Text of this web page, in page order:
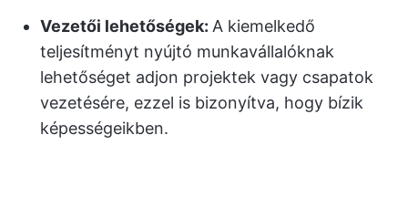
Vezetői lehetőségek: A kiemelkedő
teljesítményt nyújtó munkavállalóknak
lehetőséget adjon projektek vagy csapatok
vezetésére, ezzel is bizonyítva, hogy bízik
képességeikben.